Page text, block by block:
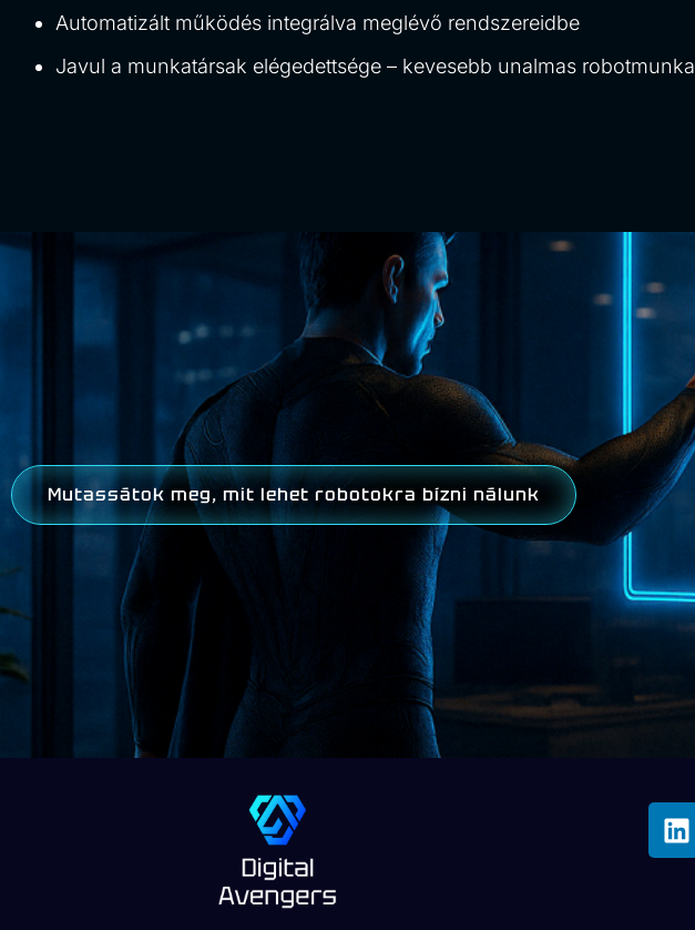
Automatizált működés integrálva meglévő rendszereidbe
Javul a munkatársak elégedettsége – kevesebb unalmas robotmunka
Mutassátok meg, mit lehet robotokra bízni nálunk